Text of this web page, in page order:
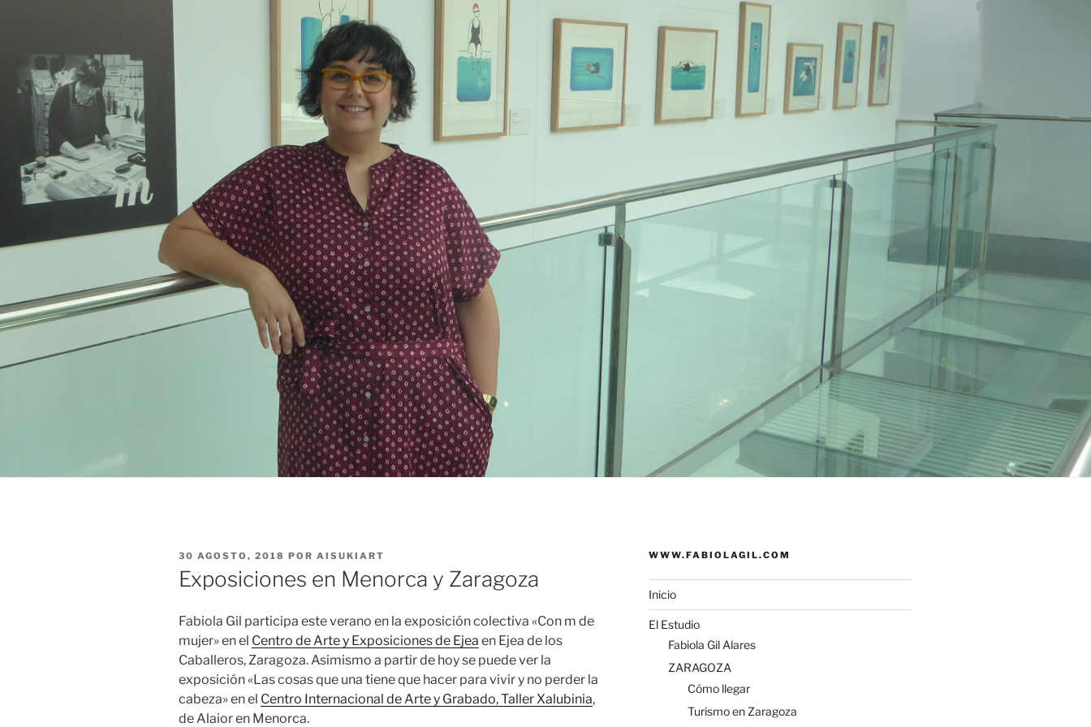
PUBLICADO
EL
30 AGOSTO, 2018 POR AISUKIART
Exposiciones en Menorca y Zaragoza
Fabiola Gil participa este verano en la exposición colectiva «Con m de
mujer» en el Centro de Arte y Exposiciones de Ejea en Ejea de los
Caballeros, Zaragoza. Asimismo a partir de hoy se puede ver la
exposición «Las cosas que una tiene que hacer para vivir y no perder la
cabeza» en el Centro Internacional de Arte y Grabado, Taller Xalubinia,
de Alaior en Menorca.
WWW.FABIOLAGIL.COM
Inicio
El Estudio
Fabiola Gil Alares
ZARAGOZA
Cómo llegar
Turismo en Zaragoza